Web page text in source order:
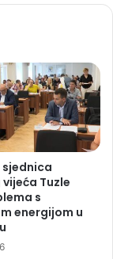
Tuzle
s
energijom u